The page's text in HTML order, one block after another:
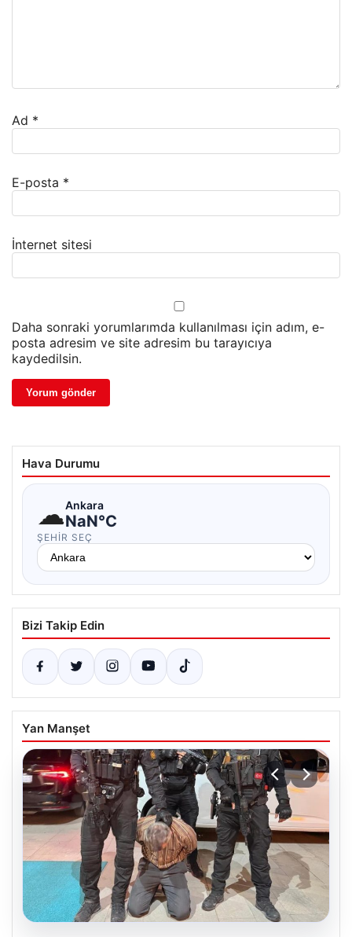
Ad *
E-posta *
İnternet sitesi
Daha sonraki yorumlarımda kullanılması için adım, e-
posta adresim ve site adresim bu tarayıcıya
kaydedilsin.
Hava Durumu
☁Ankara
NaN°C
ŞEHIR SEÇ
Bizi Takip Edin
Yan Manşet